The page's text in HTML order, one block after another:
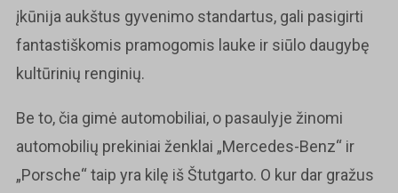
įkūnija aukštus gyvenimo standartus, gali pasigirti
fantastiškomis pramogomis lauke ir siūlo daugybę
kultūrinių renginių.
Be to, čia gimė automobiliai, o pasaulyje žinomi
automobilių prekiniai ženklai „Mercedes-Benz“ ir
„Porsche“ taip yra kilę iš Štutgarto. O kur dar gražus